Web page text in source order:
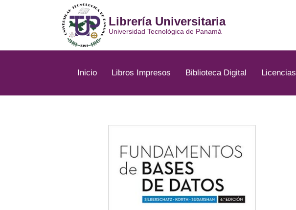
Librería Universitaria
Universidad Tecnológica de Panamá
Inicio Libros Impresos Biblioteca Digital Licencias